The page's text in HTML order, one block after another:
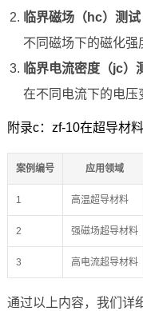
临界磁场（hc）测试
不同磁场下的磁化强
临界电流密度（jc）
在不同电流下的电压
附录c：zf-10在超导材
案例编号 应用领域
1 高温超导材料
2 强磁场超导材料
3 高电流超导材料
通过以上内容，我们详